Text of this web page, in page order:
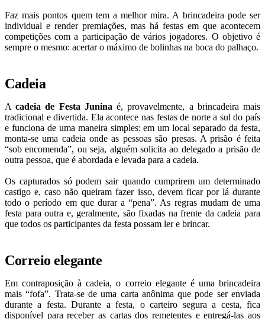
Faz mais pontos quem tem a melhor mira. A brincadeira pode ser
individual e render premiações, mas há festas em que acontecem
competições com a participação de vários jogadores. O objetivo é
sempre o mesmo: acertar o máximo de bolinhas na boca do palhaço.
Cadeia
Acadeia de Festa Juninaé, provavelmente, a brincadeira mais
tradicional e divertida. Ela acontece nas festas de norte a sul do país
e funciona de uma maneira simples: em um local separado da festa,
monta-se uma cadeia onde as pessoas são presas. A prisão é feita
“sob encomenda”, ou seja, alguém solicita ao delegado a prisão de
outra pessoa, que é abordada e levada para a cadeia.
Os capturados só podem sair quando cumprirem um determinado
castigo e, caso não queiram fazer isso, devem ficar por lá durante
todo o período em que durar a “pena”. As regras mudam de uma
festa para outra e, geralmente, são fixadas na frente da cadeia para
que todos os participantes da festa possam ler e brincar.
Correio elegante
Em contraposição à cadeia, o correio elegante é uma brincadeira
mais “fofa”. Trata-se de uma carta anônima que pode ser enviada
durante a festa. Durante a festa, o carteiro segura a cesta, fica
disponível para receber as cartas dos remetentes e entregá-las aos